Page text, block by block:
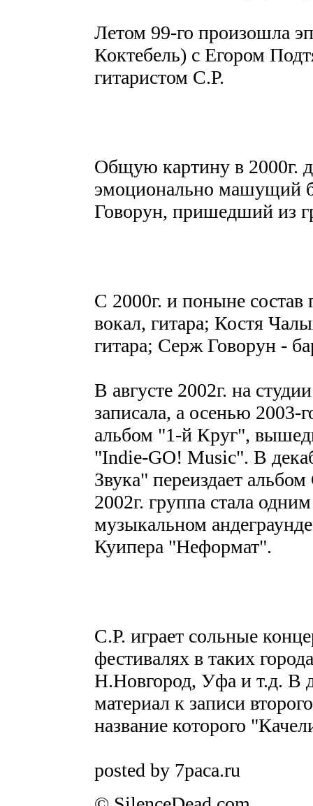
Летом 99-го произошла
Коктебель) с Егором
гитаристом С.Р.
Общую картину в 2000г.
эмоционально машущий
Говорун, пришедший из
С 2000г. и поныне
вокал, гитара; Костя
гитара; Серж Говорун -
В августе 2002г. на
записала, а осенью 2003-
альбом "1-й Круг",
"Indie-GO! Music". В
Звука" переиздает
2002г. группа стала
музыкальном
Куипера "Неформат".
С.Р. играет сольные
фестивалях в таких
Н.Новгород, Уфа и т.д. В
материал к записи
название которого
posted by 7paca.ru